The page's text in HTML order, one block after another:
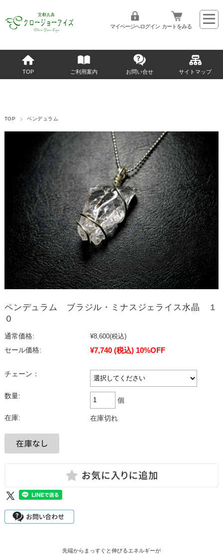
マイページへログイン カートをみる
TOP ご利用案内 お問い合せ サイトマップ
TOP ペンデュラム
ペンデュラム ブラジル・ミナスジェライス水晶 １
０
通常価格: ¥8,600(税込)
セール価格:
¥7,740 (税込) 10%OFF
チェーン：
数量:
個
在庫: 在庫切れ
先端からまっすぐと伸びるエネルギーが